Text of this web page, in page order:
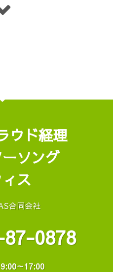
ウド経理
ソング
ス
合同会社
0878
～17:00